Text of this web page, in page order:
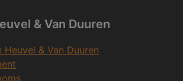
& Van Duuren
Heuvel & Van Duuren